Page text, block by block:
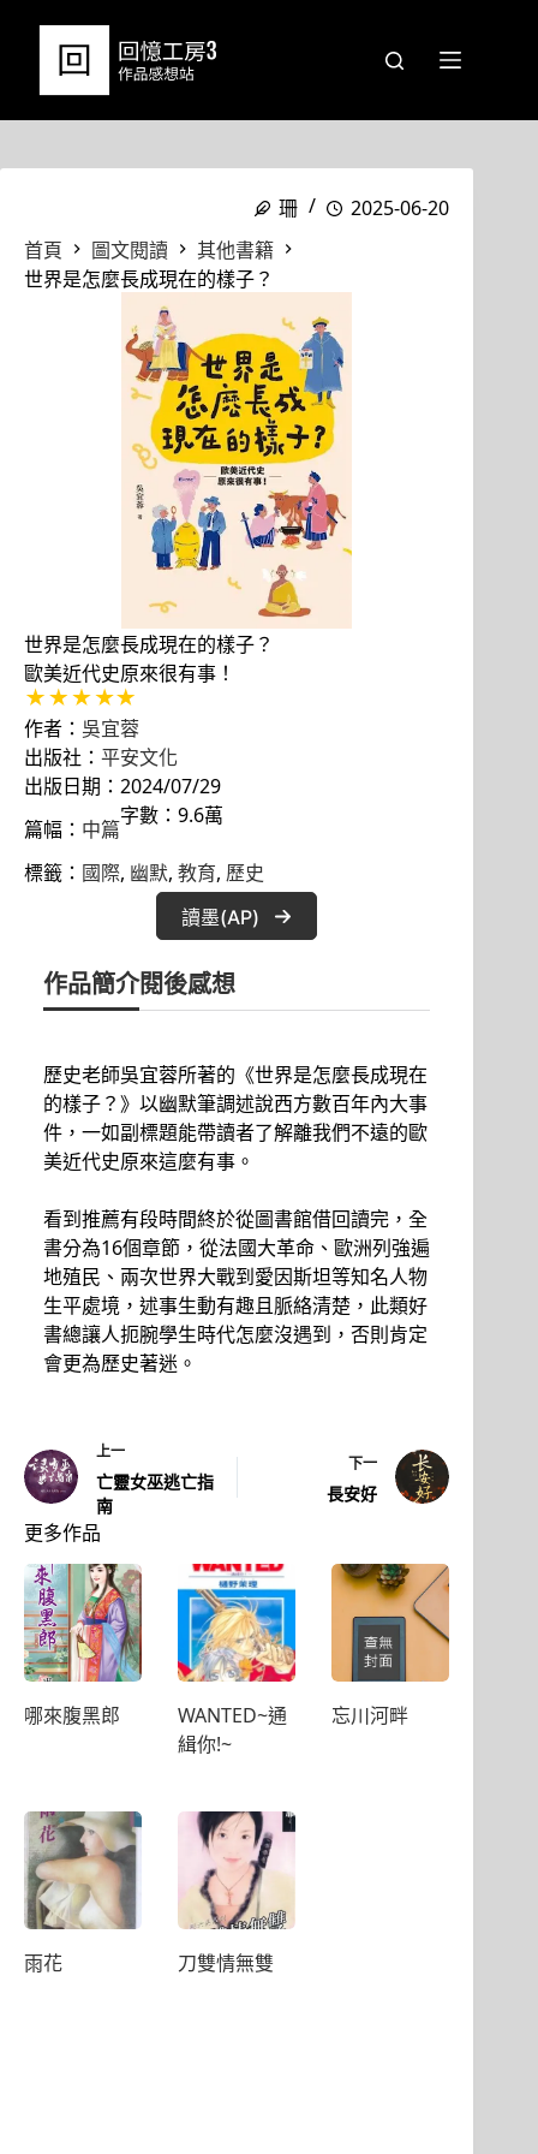
珊
2025-06-20
首頁
圖文閱讀
其他書籍
世界是怎麼長成現在的樣子？
世界是怎麼長成現在的樣子？
歐美近代史原來很有事！
作者： 吳宜蓉
出版社： 平安文化
出版日期：2024/07/29
篇幅： 中篇
字數：9.6萬
標籤： 國際, 幽默, 教育, 歷史
讀墨(AP)
作品簡介閱後感想
歷史老師吳宜蓉所著的《世界是怎麼長成現在
的樣子？》以幽默筆調述說西方數百年內大事
件，一如副標題能帶讀者了解離我們不遠的歐
美近代史原來這麼有事。
看到推薦有段時間終於從圖書館借回讀完，全
書分為16個章節，從法國大革命、歐洲列強遍
地殖民、兩次世界大戰到愛因斯坦等知名人物
生平處境，述事生動有趣且脈絡清楚，此類好
書總讓人扼腕學生時代怎麼沒遇到，否則肯定
會更為歷史著迷。
上一
亡靈女巫逃亡指
南
下一
長安好
更多作品
哪來腹黑郎
WANTED~通
緝你!~
忘川河畔
雨花 刀雙情無雙